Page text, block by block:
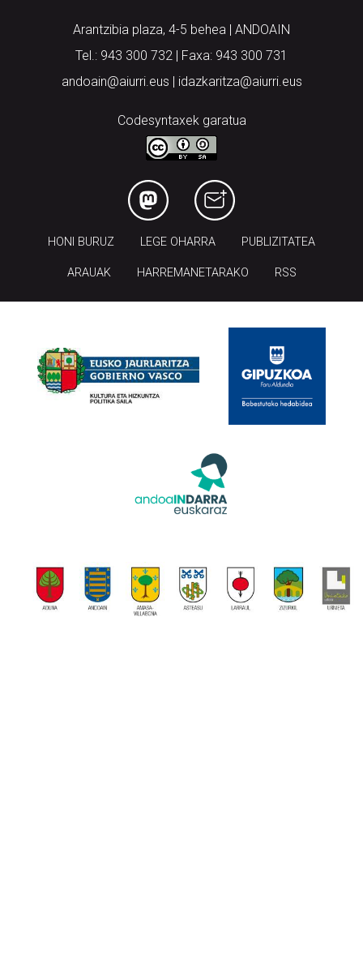
Arantzibia plaza, 4-5 behea | ANDOAIN
Tel.: 943 300 732 | Faxa: 943 300 731
andoain@aiurri.eus | idazkaritza@aiurri.eus
Codesyntaxek garatua
HONI BURUZ LEGE OHARRA PUBLIZITATEA
ARAUAK HARREMANETARAKO RSS